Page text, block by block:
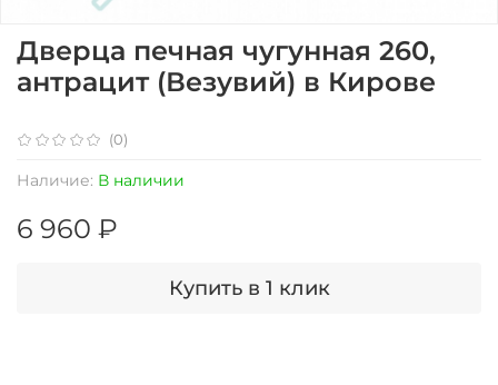
(0)
Наличие: В наличии
Дверца печная чугунная 260,
антрацит (Везувий) в Кирове
6 960 ₽
Купить в 1 клик